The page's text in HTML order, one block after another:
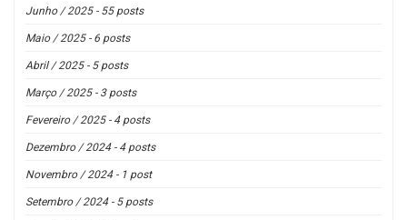
Junho / 2025 - 55 posts
Maio / 2025 - 6 posts
Abril / 2025 - 5 posts
Março / 2025 - 3 posts
Fevereiro / 2025 - 4 posts
Dezembro / 2024 - 4 posts
Novembro / 2024 - 1 post
Setembro / 2024 - 5 posts